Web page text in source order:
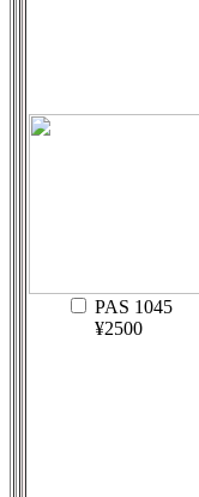
PAS 1045
¥2500